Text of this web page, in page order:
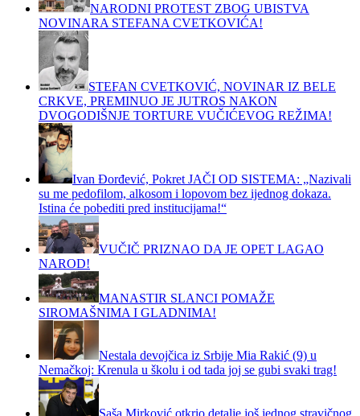
NARODNI PROTEST ZBOG UBISTVA
NOVINARA STEFANA CVETKOVIĆA!
STEFAN CVETKOVIĆ, NOVINAR IZ BELE
CRKVE, PREMINUO JE JUTROS NAKON
DVOGODIŠNJE TORTURE VUČIĆEVOG REŽIMA!
Ivan Đorđević, Pokret JAČI OD SISTEMA: „Nazivali
su me pedofilom, alkosom i lopovom bez ijednog dokaza.
Istina će pobediti pred institucijama!“
VUČIČ PRIZNAO DA JE OPET LAGAO
NAROD!
MANASTIR SLANCI POMAŽE
SIROMAŠNIMA I GLADNIMA!
Nestala devojčica iz Srbije Mia Rakić (9) u
Nemačkoj: Krenula u školu i od tada joj se gubi svaki trag!
Saša Mirković otkrio detalje još jednog stravičnog